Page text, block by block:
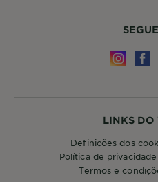
LINKS DO
definições dos
política de privacidade
termos e